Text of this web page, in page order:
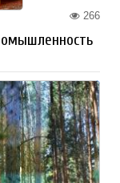
266